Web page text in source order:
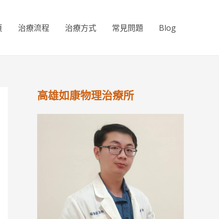
治療流程 治療方式 常見問題 Blog
高雄如康物理治療所